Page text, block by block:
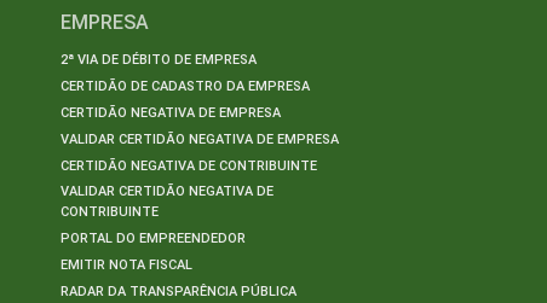
EMPRESA
2ª VIA DE DÉBITO DE EMPRESA
CERTIDÃO DE CADASTRO DA EMPRESA
CERTIDÃO NEGATIVA DE EMPRESA
VALIDAR CERTIDÃO NEGATIVA DE EMPRESA
CERTIDÃO NEGATIVA DE CONTRIBUINTE
VALIDAR CERTIDÃO NEGATIVA DE
CONTRIBUINTE
PORTAL DO EMPREENDEDOR
EMITIR NOTA FISCAL
RADAR DA TRANSPARÊNCIA PÚBLICA